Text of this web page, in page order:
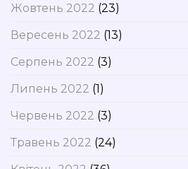
Жовтень 2022 (23)
Вересень 2022 (13)
Серпень 2022 (3)
Липень 2022 (1)
Червень 2022 (3)
Травень 2022 (24)